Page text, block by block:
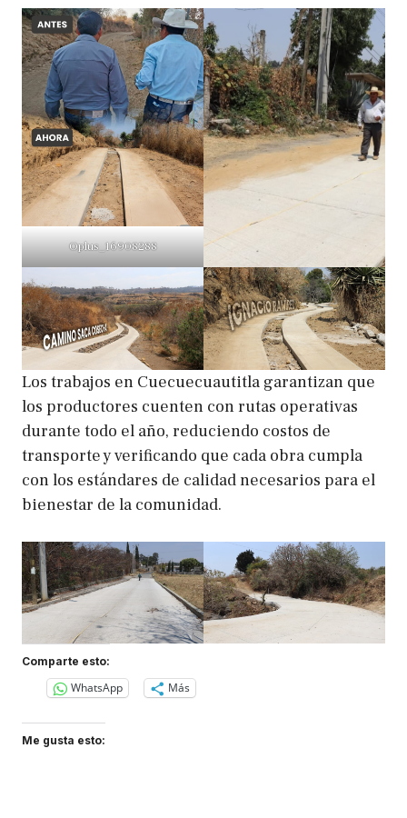
Oplus_16908288
Los trabajos en Cuecuecuautitla garantizan que
los productores cuenten con rutas operativas
durante todo el año, reduciendo costos de
transporte y verificando que cada obra cumpla
con los estándares de calidad necesarios para el
bienestar de la comunidad.
Comparte esto:
WhatsApp Más
Me gusta esto: